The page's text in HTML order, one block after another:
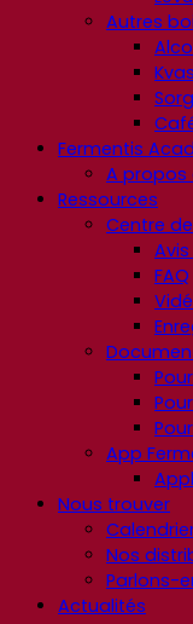
Autres
Kvas
Fermentis
A propos
Ressources
Centre
FAQ
App
Nous trouver
Nos
Parlons-
Actualités